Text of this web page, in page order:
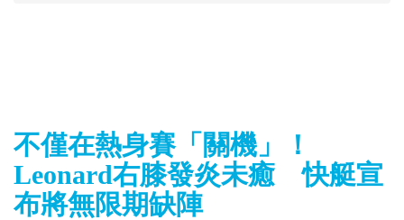
不僅在熱身賽「關機」！
Leonard右膝發炎未癒 快艇宣
布將無限期缺陣